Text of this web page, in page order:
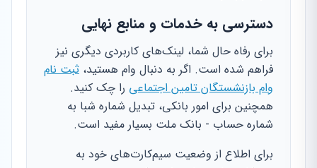
دسترسی به خدمات و منابع نهایی
برای رفاه حال شما، لینک‌های کاربردی دیگری نیز
فراهم شده است. اگر به دنبال وام هستید، ثبت نام
وام بازنشستگان تامین اجتماعی را چک کنید.
همچنین برای امور بانکی، تبدیل شماره شبا به
شماره حساب - بانک ملت بسیار مفید است.
برای اطلاع از وضعیت سیم‌کارت‌های خود به